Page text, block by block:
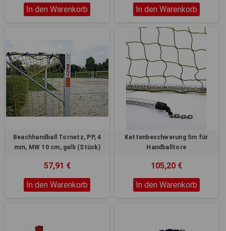
In den Warenkorb
In den Warenkorb
Beachhandball Tornetz, PP, 4
mm, MW 10 cm, gelb (Stück)
57,91 €
In den Warenkorb
Kettenbeschwerung 5m für
Handballtore
105,20 €
In den Warenkorb